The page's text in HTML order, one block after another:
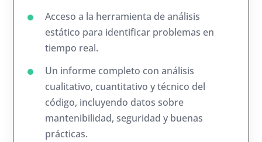
Acceso a la herramienta de análisis
estático para identificar problemas en
tiempo real.
Un informe completo con análisis
cualitativo, cuantitativo y técnico del
código, incluyendo datos sobre
mantenibilidad, seguridad y buenas
prácticas.